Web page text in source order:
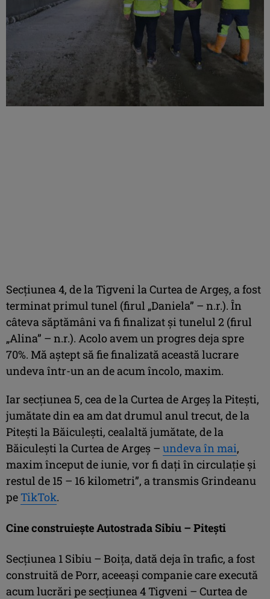
Secțiunea 4, de la Tigveni la Curtea de Argeș, a fost
terminat primul tunel (firul „Daniela” – n.r.). În
câteva săptămâni va fi finalizat și tunelul 2 (firul
„Alina” – n.r.). Acolo avem un progres deja spre
70%. Mă aștept să fie finalizată această lucrare
undeva într-un an de acum încolo, maxim.
Iar secțiunea 5, cea de la Curtea de Argeș la Pitești,
jumătate din ea am dat drumul anul trecut, de la
Pitești la Băiculești, cealaltă jumătate, de la
Băiculești la Curtea de Argeș – undeva în mai,
maxim început de iunie, vor fi dați în circulație și
restul de 15 – 16 kilometri”, a transmis Grindeanu
pe TikTok.
Cine construiește Autostrada Sibiu – Pitești
Secțiunea 1 Sibiu – Boița, dată deja în trafic, a fost
construită de Porr, aceeași companie care execută
acum lucrări pe secțiunea 4 Tigveni – Curtea de